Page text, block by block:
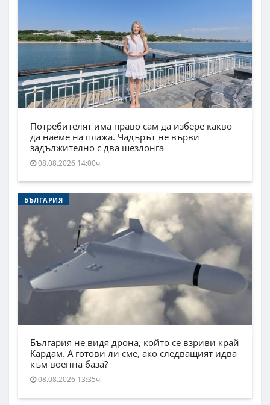
Потребителят има право сам да избере какво
да наеме на плажа. Чадърът не върви
задължително с два шезлонга
08.08.2026 14:00ч.
БЪЛГАРИЯ
България не видя дрона, който се взриви край
Кардам. А готови ли сме, ако следващият идва
към военна база?
08.08.2026 13:35ч.